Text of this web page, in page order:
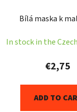
Bílá maska k
In stock in the
€2,75
ADD TO